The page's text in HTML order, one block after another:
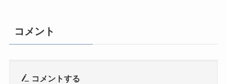
コメント
コメントする